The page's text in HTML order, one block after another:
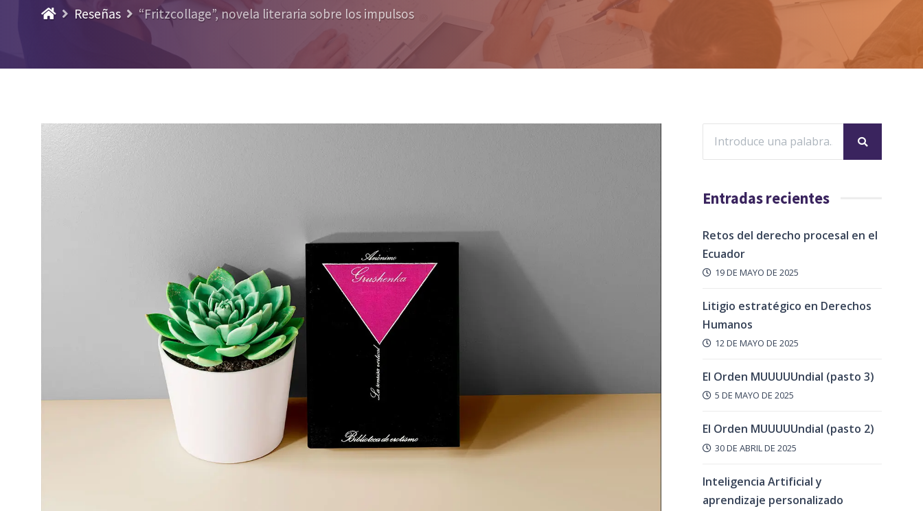
Reseñas “Fritzcollage”, novela literaria sobre los impulsos
Entradas recientes
Retos del derecho procesal en el
Ecuador
19 DE MAYO DE 2025
Litigio estratégico en Derechos
Humanos
12 DE MAYO DE 2025
El Orden MUUUUUndial (pasto 3)
5 DE MAYO DE 2025
El Orden MUUUUUndial (pasto 2)
30 DE ABRIL DE 2025
Inteligencia Artificial y
aprendizaje personalizado